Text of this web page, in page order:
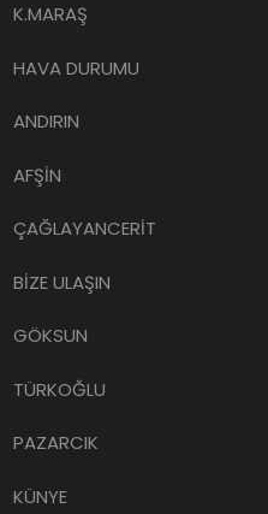
K.MARAŞ
HAVA DURUMU
ANDIRIN
AFŞİN
ÇAĞLAYANCERİT
BİZE ULAŞIN
GÖKSUN
TÜRKOĞLU
PAZARCIK
KÜNYE